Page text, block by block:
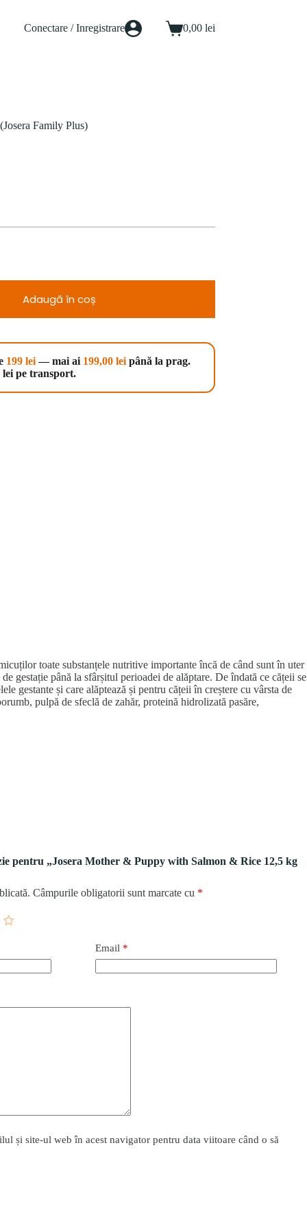
Conectare / Inregistrare
Coș0,00 lei
Family Plus)
Adaugă în coș
199 lei— mai ai 199,00 leipână la prag.
lei pe transport.
toate substanțele nutritive importante încă de când sunt în uter
gestație până la sfârșitul perioadei de alăptare. De îndată ce cățeii se
gestante și care alăptează și pentru cățeii în creștere cu vârsta de
pulpă de sfeclă de zahăr, proteină hidrolizată pasăre,
pentru „Josera Mother & Puppy with Salmon & Rice 12,5 kg
Câmpurile obligatorii sunt marcate cu *
Email *
și site-ul web în acest navigator pentru data viitoare când o să